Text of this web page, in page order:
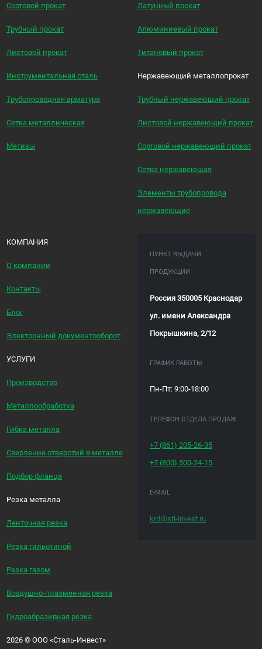
Сортовой прокат
Трубный прокат
Листовой прокат
Инструментальная сталь
Трубопроводная арматура
Сетка металлическая
Метизы
Латунный прокат
Алюминиевый прокат
Титановый прокат
Нержавеющий металлопрокат
Трубный нержавеющий прокат
Листовой нержавеющий прокат
Сортовой нержавеющий прокат
Сетка нержавеющая
Элементы трубопровода
нержавеющие
КОМПАНИЯ
О компании
Контакты
Блог
Электронный документооборот
УСЛУГИ
Производство
Металлообработка
Гибка металла
Сверление отверстий в металле
Подбор фланца
Резка металла
Ленточная резка
Резка гильотиной
Резка газом
Воздушно-плазменная резка
Гидроабразивная резка
ПУНКТ ВЫДАЧИ
ПРОДУКЦИИ
Россия 350005 Краснодар
ул. имени Александра
Покрышкина, 2/12
ГРАФИК РАБОТЫ
Пн-Пт: 9:00-18:00
ТЕЛЕФОН ОТДЕЛА ПРОДАЖ
+7 (861)205-26-35
+7 (800) 500-24-15
E-MAIL
krd@stl-invest.ru
2026 ©ООО «Сталь-Инвест»